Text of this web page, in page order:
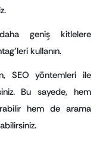
geniş kitlelere
kullanın.
SEO yöntemleri ile
Bu sayede, hem
hem de arama